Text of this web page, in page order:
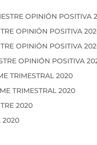
OPINIÓN POSITIVA
OPINIÓN POSITIVA
OPINIÓN POSITIVA
OPINIÓN POSITIVA
TRIMESTRAL 2020
TRIMESTRAL 2020
2020
2020